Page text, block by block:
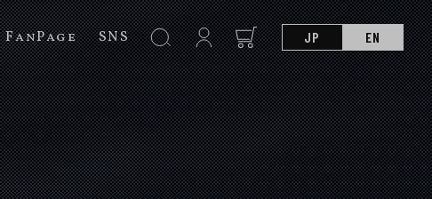
FanPage SNS JP EN